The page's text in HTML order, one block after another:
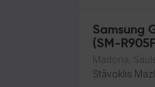
Samsung
(SM-
Madona,
Stāvoklis